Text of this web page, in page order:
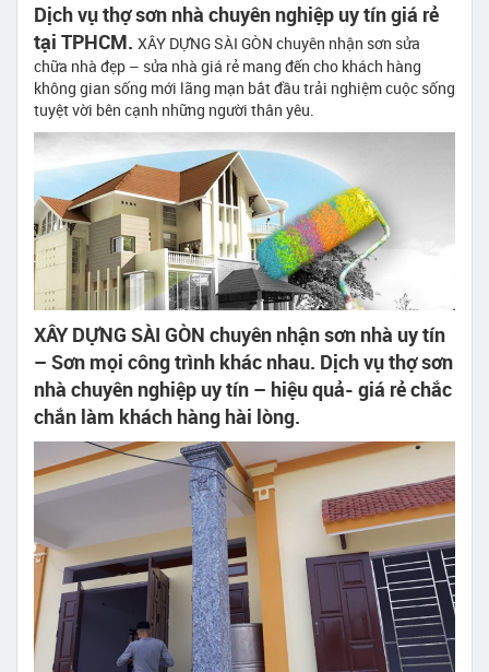
Dịch vụ thợ sơn nhà chuyên nghiệp uy tín giá rẻ
tại TPHCM. XÂY DỰNG SÀI GÒN chuyên nhận sơn sửa
chữa nhà đẹp – sửa nhà giá rẻ mang đến cho khách hàng
không gian sống mới lãng mạn bắt đầu trải nghiệm cuộc sống
tuyệt vời bên cạnh những người thân yêu.
XÂY DỰNG SÀI GÒN chuyên nhận sơn nhà uy tín
– Sơn mọi công trình khác nhau. Dịch vụ thợ sơn
nhà chuyên nghiệp uy tín – hiệu quả- giá rẻ chắc
chắn làm khách hàng hài lòng.